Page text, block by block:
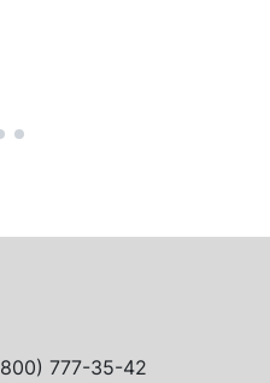
777-35-42